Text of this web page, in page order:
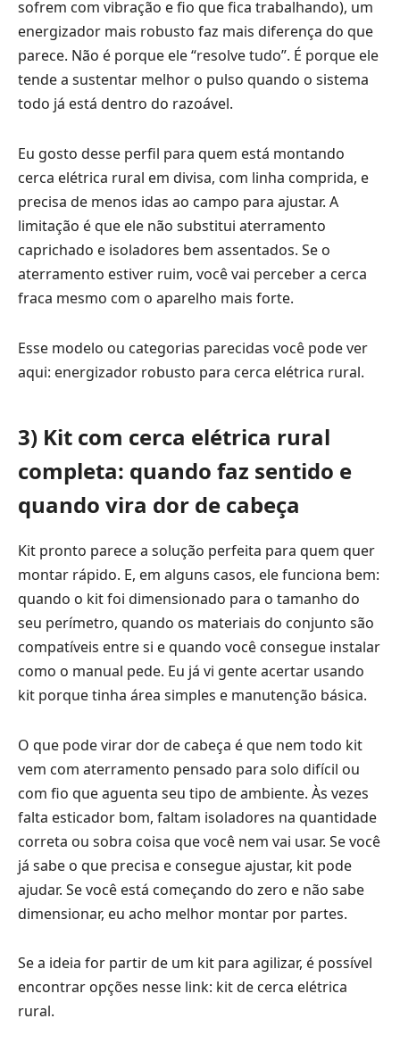
sofrem com vibração e fio que fica trabalhando), um
energizador mais robusto faz mais diferença do que
parece. Não é porque ele “resolve tudo”. É porque ele
tende a sustentar melhor o pulso quando o sistema
todo já está dentro do razoável.
Eu gosto desse perfil para quem está montando
cerca elétrica rural em divisa, com linha comprida, e
precisa de menos idas ao campo para ajustar. A
limitação é que ele não substitui aterramento
caprichado e isoladores bem assentados. Se o
aterramento estiver ruim, você vai perceber a cerca
fraca mesmo com o aparelho mais forte.
Esse modelo ou categorias parecidas você pode ver
aqui: energizador robusto para cerca elétrica rural.
3) Kit com cerca elétrica rural
completa: quando faz sentido e
quando vira dor de cabeça
Kit pronto parece a solução perfeita para quem quer
montar rápido. E, em alguns casos, ele funciona bem:
quando o kit foi dimensionado para o tamanho do
seu perímetro, quando os materiais do conjunto são
compatíveis entre si e quando você consegue instalar
como o manual pede. Eu já vi gente acertar usando
kit porque tinha área simples e manutenção básica.
O que pode virar dor de cabeça é que nem todo kit
vem com aterramento pensado para solo difícil ou
com fio que aguenta seu tipo de ambiente. Às vezes
falta esticador bom, faltam isoladores na quantidade
correta ou sobra coisa que você nem vai usar. Se você
já sabe o que precisa e consegue ajustar, kit pode
ajudar. Se você está começando do zero e não sabe
dimensionar, eu acho melhor montar por partes.
Se a ideia for partir de um kit para agilizar, é possível
encontrar opções nesse link: kit de cerca elétrica
rural.